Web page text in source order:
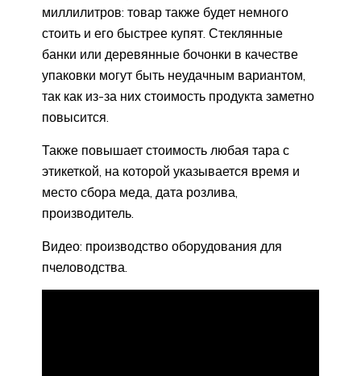
миллилитров: товар также будет немного
стоить и его быстрее купят. Стеклянные
банки или деревянные бочонки в качестве
упаковки могут быть неудачным вариантом,
так как из-за них стоимость продукта заметно
повысится.
Также повышает стоимость любая тара с
этикеткой, на которой указывается время и
место сбора меда, дата розлива,
производитель.
Видео: производство оборудования для
пчеловодства.